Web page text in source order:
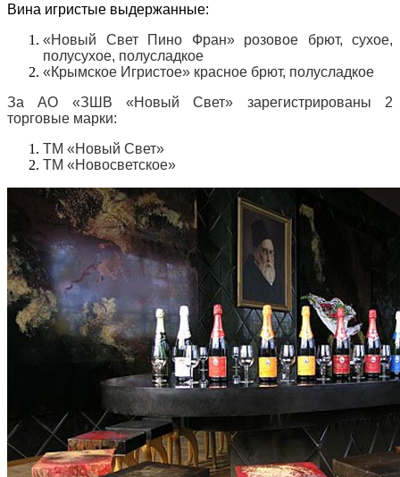
Вина игристые выдержанные:
«Новый Свет Пино Фран» розовое брют, сухое,
полусухое, полусладкое
«Крымское Игристое» красное брют, полусладкое
За АО «ЗШВ «Новый Свет» зарегистрированы 2
торговые марки:
ТМ «Новый Свет»
ТМ «Новосветское»